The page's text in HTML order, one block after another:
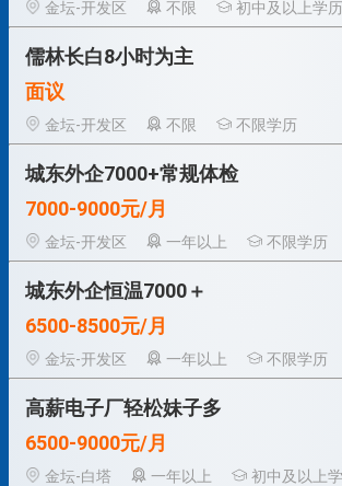
金坛-开发区
不限 初中及以上学历
儒林长白8小时为主
面议
金坛-开发区
不限 不限学历
城东外企7000+常规体检
7000-9000元/月
金坛-开发区
一年以上 不限学历
城东外企恒温7000＋
6500-8500元/月
金坛-开发区
一年以上 不限学历
高薪电子厂轻松妹子多
6500-9000元/月
金坛-白塔
一年以上 初中及以上